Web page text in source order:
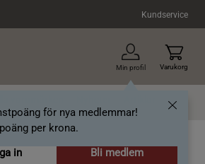
Kundservice
Min profil
för nya medlemmar!
per krona.
in
Bli medlem
Varukorg